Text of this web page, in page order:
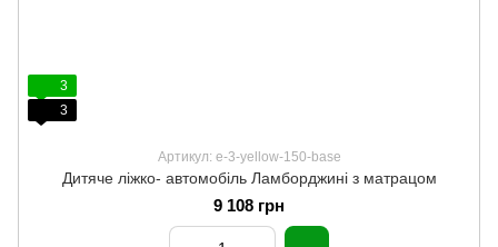
3
3
Артикул: e-3-yellow-150-base
Дитяче ліжко- автомобіль Ламборджині з матрацом
9 108 грн